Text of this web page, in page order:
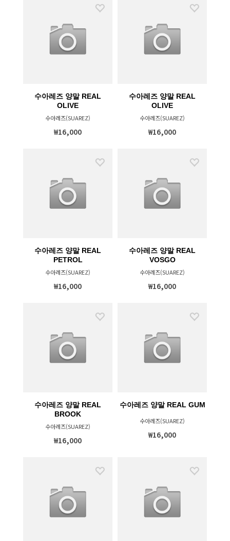
수아레즈 양말 REAL
OLIVE
수아레즈(SUAREZ)
₩16,000
수아레즈 양말 REAL
OLIVE
수아레즈(SUAREZ)
₩16,000
수아레즈 양말 REAL
PETROL
수아레즈(SUAREZ)
₩16,000
수아레즈 양말 REAL
VOSGO
수아레즈(SUAREZ)
₩16,000
수아레즈 양말 REAL
BROOK
수아레즈(SUAREZ)
₩16,000
수아레즈 양말 REAL GUM
수아레즈(SUAREZ)
₩16,000